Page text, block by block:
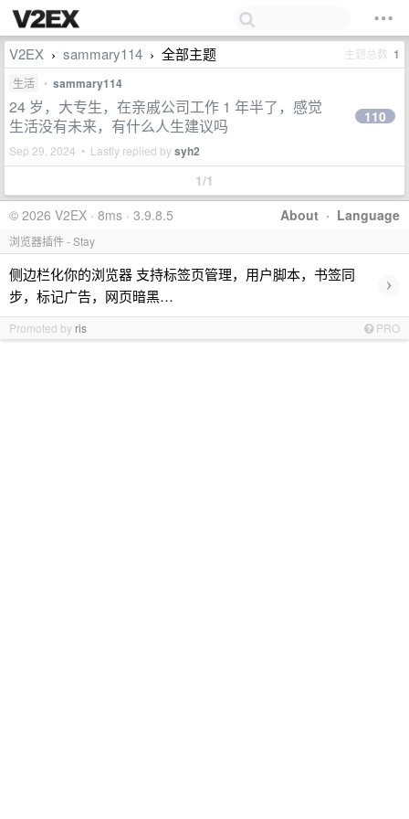
V2EX › sammary114 › 全部主题 主题总数 1
生活 • sammary114
24 岁，大专生，在亲戚公司工作 1 年半了，感觉
生活没有未来，有什么人生建议吗
Sep 29, 2024 • Lastly replied bysyh2
110
1/1
About · Language
© 2026 V2EX · 8ms · 3.9.8.5
浏览器插件 - Stay
侧边栏化你的浏览器 支持标签页管理，用户脚本，书签同
步，标记广告，网页暗黑…
›
Promoted by ris PRO